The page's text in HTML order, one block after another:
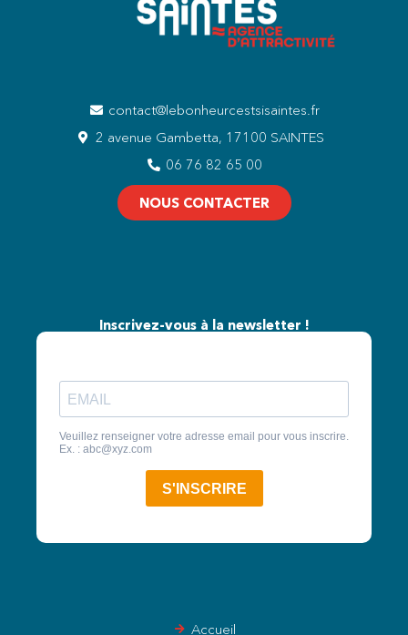
contact@lebonheurcestsisaintes.fr
2 avenue Gambetta, 17100 SAINTES
06 76 82 65 00
NOUS CONTACTER
Inscrivez-vous à la newsletter !
Accueil